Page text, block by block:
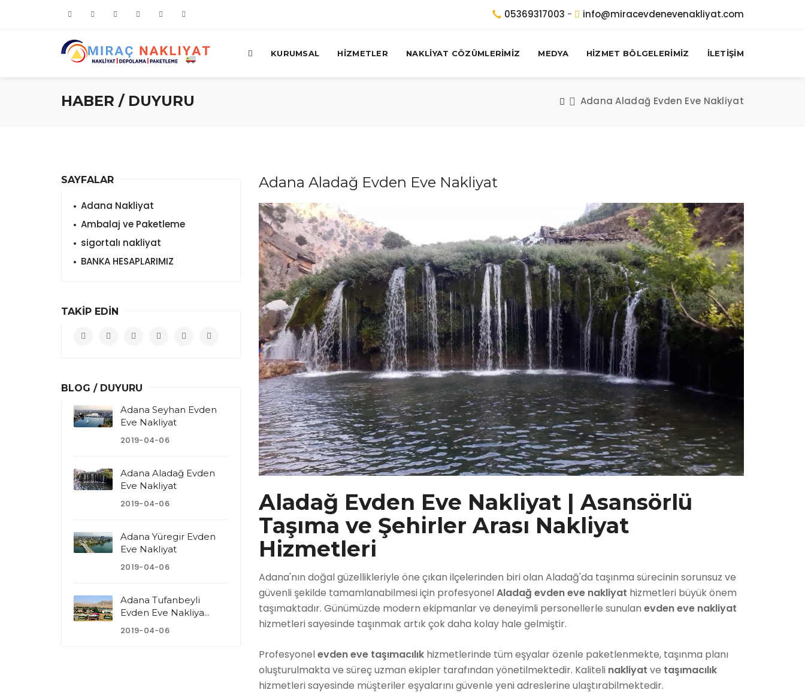
05369317003 - info@miracevdenevenakliyat.com
KURUMSAL HİZMETLER NAKLİYAT CÖZÜMLERİMİZ MEDYA HİZMET BÖLGELERİMİZ İLETİŞİM
HABER / DUYURU Adana Aladağ Evden Eve Nakliyat
Adana Aladağ Evden Eve Nakliyat
Aladağ Evden Eve Nakliyat | Asansörlü
Taşıma ve Şehirler Arası Nakliyat
Hizmetleri
Adana'nın doğal güzellikleriyle öne çıkan ilçelerinden biri olan Aladağ'da taşınma sürecinin sorunsuz ve
güvenli şekilde tamamlanabilmesi için profesyonelAladağ evden eve nakliyat hizmetleri büyük önem
taşımaktadır. Günümüzde modern ekipmanlar ve deneyimli personellerle sunulan evden eve nakliyat
hizmetleri sayesinde taşınmak artık çok daha kolay hale gelmiştir.
Profesyonelevden eve taşımacılık hizmetlerinde tüm eşyalar özenle paketlenmekte, taşınma planı
oluşturulmakta ve süreç uzman ekipler tarafından yönetilmektedir. Kaliteli nakliyat ve taşımacılık
hizmetleri sayesinde müşteriler eşyalarını güvenle yeni adreslerine ulaştırabilmektedir.
SAYFALAR
Adana Nakliyat
Ambalaj ve Paketleme
sigortalı nakliyat
BANKA HESAPLARIMIZ
TAKİP EDİN
BLOG / DUYURU
Adana Seyhan Evden
Eve Nakliyat
2019-04-06
Adana Aladağ Evden
Eve Nakliyat
2019-04-06
Adana Yüregir Evden
Eve Nakliyat
2019-04-06
Adana Tufanbeyli
Evden Eve Nakliya...
2019-04-06